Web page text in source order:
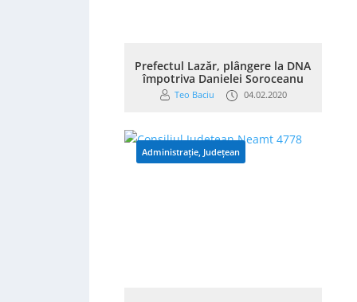
Prefectul Lazăr, plângere la DNA
împotriva Danielei Soroceanu
Teo Baciu 04.02.2020
Administrație, Județean